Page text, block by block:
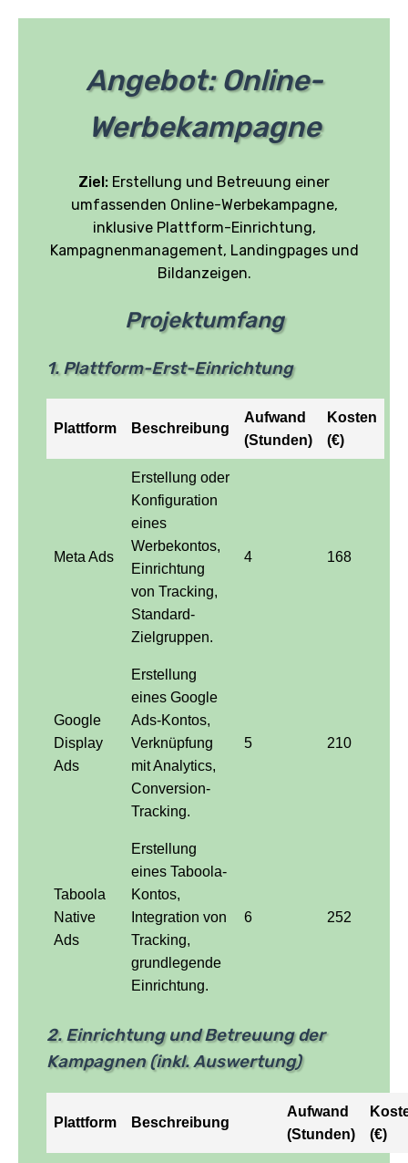
Angebot: Online-
Werbekampagne
Ziel: Erstellung und Betreuung einer
umfassenden Online-Werbekampagne,
inklusive Plattform-Einrichtung,
Kampagnenmanagement, Landingpages und
Bildanzeigen.
Projektumfang
1. Plattform-Erst-Einrichtung
Plattform Beschreibung
Aufwand
(Stunden)
Kosten
(€)
Meta Ads
Erstellung oder
Konfiguration
eines
Werbekontos,
Einrichtung
von Tracking,
Standard-
Zielgruppen.
4 168
Google
Display
Ads
Erstellung
eines Google
Ads-Kontos,
Verknüpfung
mit Analytics,
Conversion-
Tracking.
5 210
Taboola
Native
Ads
Erstellung
eines Taboola-
Kontos,
Integration von
Tracking,
grundlegende
Einrichtung.
6 252
2. Einrichtung und Betreuung der
Kampagnen (inkl. Auswertung)
Plattform Beschreibung
Aufwand
(Stunden)
(€)